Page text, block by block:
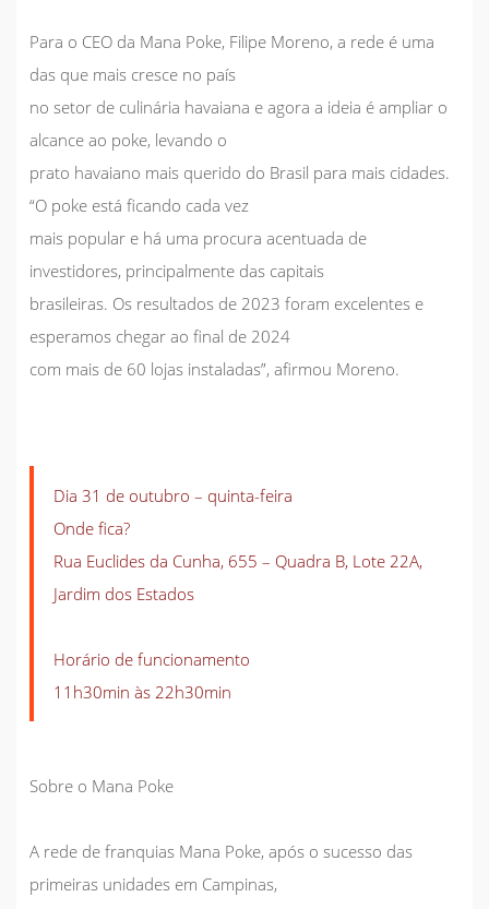
Para o CEO da Mana Poke, Filipe Moreno, a rede é uma
das que mais cresce no país
no setor de culinária havaiana e agora a ideia é ampliar o
alcance ao poke, levando o
prato havaiano mais querido do Brasil para mais cidades.
“O poke está ficando cada vez
mais popular e há uma procura acentuada de
investidores, principalmente das capitais
brasileiras. Os resultados de 2023 foram excelentes e
esperamos chegar ao final de 2024
com mais de 60 lojas instaladas”, afirmou Moreno.
Dia 31 de outubro – quinta-feira
Onde fica?
Rua Euclides da Cunha, 655 – Quadra B, Lote 22A,
Jardim dos Estados
Horário de funcionamento
11h30min às 22h30min
Sobre o Mana Poke
A rede de franquias Mana Poke, após o sucesso das
primeiras unidades em Campinas,